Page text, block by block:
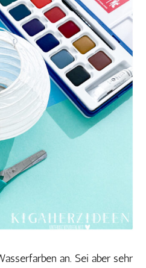
an. Sei aber sehr